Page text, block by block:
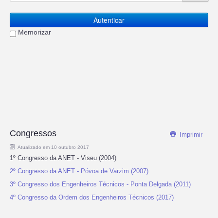
Autenticar
Memorizar
Imprimir
Congressos
Atualizado em 10 outubro 2017
1º Congresso da ANET - Viseu (2004)
2º Congresso da ANET - Póvoa de Varzim (2007)
3º Congresso dos Engenheiros Técnicos - Ponta Delgada (2011)
4º Congresso da Ordem dos Engenheiros Técnicos (2017)